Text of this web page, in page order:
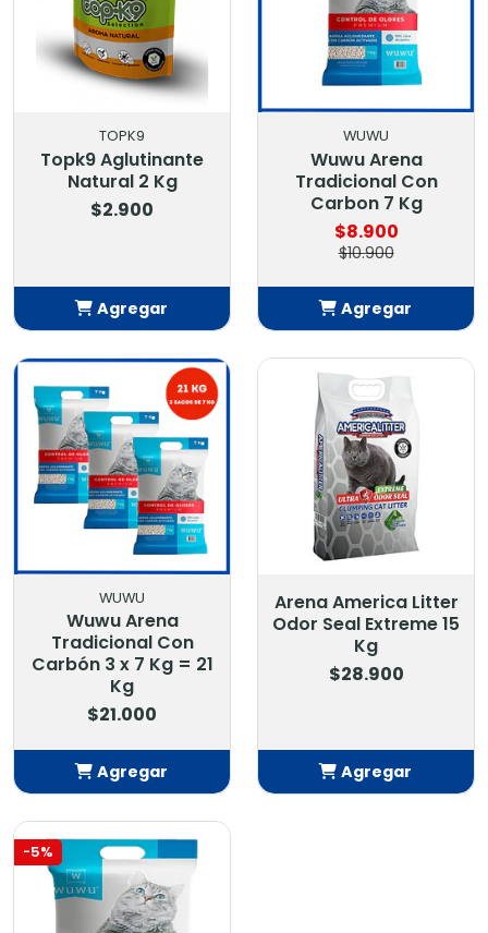
TOPK9
Topk9 Aglutinante
Natural 2 Kg
$2.900
Agregar
WUWU
Wuwu Arena
Tradicional Con
Carbon 7 Kg
$8.900
$10.900
Agregar
WUWU
Wuwu Arena
Tradicional Con
Carbón 3 x 7 Kg = 21
Kg
$21.000
Agregar
Añadido
Arena America Litter
Odor Seal Extreme 15
Kg
$28.900
Agregar
-5%